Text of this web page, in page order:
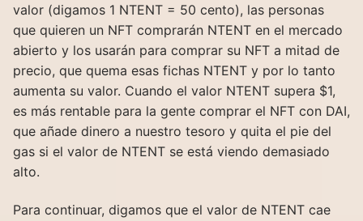
valor (digamos 1 NTENT = 50 cento), las personas
que quieren un NFT comprarán NTENT en el mercado
abierto y los usarán para comprar su NFT a mitad de
precio, que quema esas fichas NTENT y por lo tanto
aumenta su valor. Cuando el valor NTENT supera $1,
es más rentable para la gente comprar el NFT con DAI,
que añade dinero a nuestro tesoro y quita el pie del
gas si el valor de NTENT se está viendo demasiado
alto.
Para continuar, digamos que el valor de NTENT cae